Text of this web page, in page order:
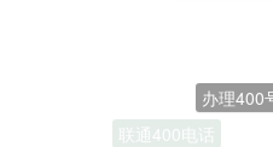
联通400电话